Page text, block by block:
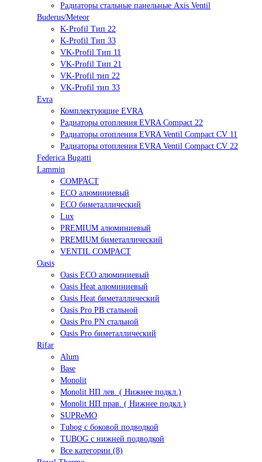
Радиаторы стальные панельные Axis Ventil
Buderus/Meteor
K-Profil Тип 22
K-Profil Тип 33
VK-Profil Тип 11
VK-Profil Тип 21
VK-Profil тип 22
VK-Profil тип 33
Evra
Комплектующие EVRA
Радиаторы отопления EVRA Compact 22
Радиаторы отопления EVRA Ventil Compact CV 11
Радиаторы отопления EVRA Ventil Compact CV 22
Federica Bugatti
Lammin
COMPACT
ECO алюминиевый
ECO биметаллический
Lux
PREMIUM алюминиевый
PREMIUM биметаллический
VENTIL COMPACT
Oasis
Oasis ECO алюминиевый
Oasis Heat алюминиевый
Oasis Heat биметаллический
Oasis Pro PB стальной
Oasis Pro PN стальной
Oasis Pro биметаллический
Rifar
Alum
Base
Monolit
Monolit НП лев. ( Нижнее подкл.)
Monolit НП прав. ( Нижнее подкл.)
SUPReMO
Tubog с боковой подводкой
TUBOG с нижней подводкой
Все категории (8)